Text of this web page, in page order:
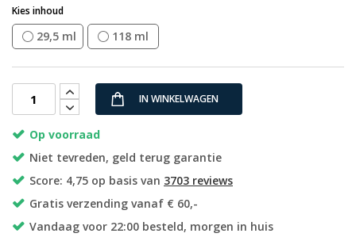
Kies inhoud
29,5 ml 118 ml
IN WINKELWAGEN
Op voorraad
Niet tevreden, geld terug garantie
Score: 4,75 op basis van 3703 reviews
Gratis verzending vanaf € 60,-
Vandaag voor 22:00 besteld, morgen in huis